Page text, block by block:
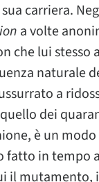
carriera.
a volte
che lui stesso
naturale
a
dei
è un
in tempo
il mutamento,